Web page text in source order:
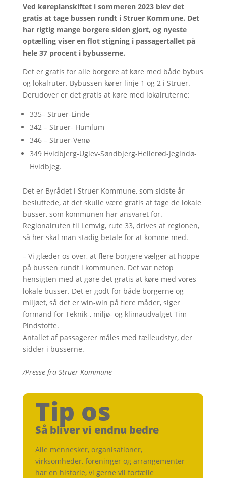
Ved køreplanskiftet i sommeren 2023 blev det
gratis at tage bussen rundt i Struer Kommune. Det
har rigtig mange borgere siden gjort, og nyeste
optælling viser en flot stigning i passagertallet på
hele 37 procent i bybusserne.
Det er gratis for alle borgere at køre med både bybus
og lokalruter. Bybussen kører linje 1 og 2 i Struer.
Derudover er det gratis at køre med lokalruterne:
335– Struer-Linde
342 – Struer- Humlum
346 – Struer-Venø
349 Hvidbjerg-Uglev-Søndbjerg-Hellerød-Jegindø-
Hvidbjeg.
Det er Byrådet i Struer Kommune, som sidste år
besluttede, at det skulle være gratis at tage de lokale
busser, som kommunen har ansvaret for.
Regionalruten til Lemvig, rute 33, drives af regionen,
så her skal man stadig betale for at komme med.
– Vi glæder os over, at flere borgere vælger at hoppe
på bussen rundt i kommunen. Det var netop
hensigten med at gøre det gratis at køre med vores
lokale busser. Det er godt for både borgerne og
miljøet, så det er win-win på flere måder, siger
formand for Teknik-, miljø- og klimaudvalget Tim
Pindstofte.
Antallet af passagerer måles med tælleudstyr, der
sidder i busserne.
/Presse fra Struer Kommune
Tip os
Så bliver vi endnu bedre
Alle mennesker, organisationer,
virksomheder, foreninger og arrangementer
har en historie, vi gerne vil fortælle